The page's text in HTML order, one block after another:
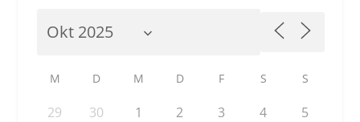
M D M D F S S
29 30 1 2 3 4 5